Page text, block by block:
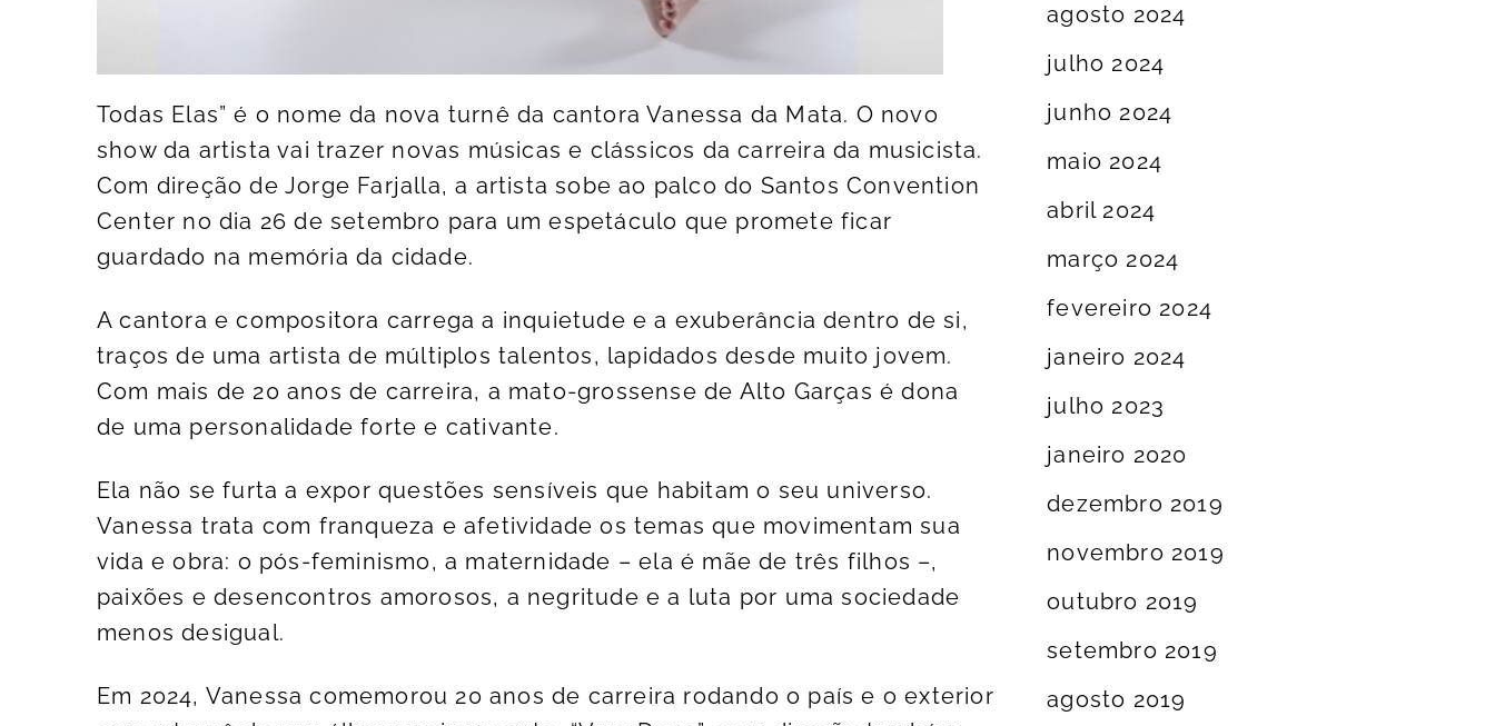
Todas Elas” é o nome da nova turnê da cantora Vanessa da Mata. O novo
show da artista vai trazer novas músicas e clássicos da carreira da musicista.
Com direção de Jorge Farjalla, a artista sobe ao palco do Santos Convention
Center no dia 26 de setembro para um espetáculo que promete ficar
guardado na memória da cidade.
A cantora e compositora carrega a inquietude e a exuberância dentro de si,
traços de uma artista de múltiplos talentos, lapidados desde muito jovem.
Com mais de 20 anos de carreira, a mato-grossense de Alto Garças é dona
de uma personalidade forte e cativante.
Ela não se furta a expor questões sensíveis que habitam o seu universo.
Vanessa trata com franqueza e afetividade os temas que movimentam sua
vida e obra: o pós-feminismo, a maternidade – ela é mãe de três filhos –,
paixões e desencontros amorosos, a negritude e a luta por uma sociedade
menos desigual.
Em 2024, Vanessa comemorou 20 anos de carreira rodando o país e o exterior
agosto 2024
julho 2024
junho 2024
maio 2024
abril 2024
março 2024
fevereiro 2024
janeiro 2024
julho 2023
janeiro 2020
dezembro 2019
novembro 2019
outubro 2019
setembro 2019
agosto 2019